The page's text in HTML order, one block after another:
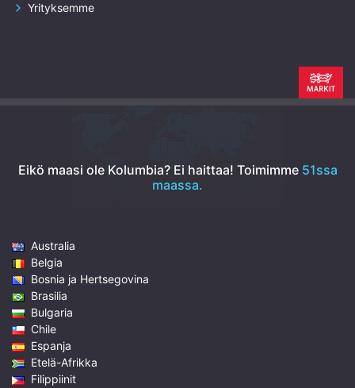
Yrityksemme
Eikö maasi ole Kolumbia? Ei haittaa! Toimimme 51ssa
maassa.
Australia
Belgia
Bosnia ja Hertsegovina
Brasilia
Bulgaria
Chile
Espanja
Etelä-Afrikka
Filippiinit